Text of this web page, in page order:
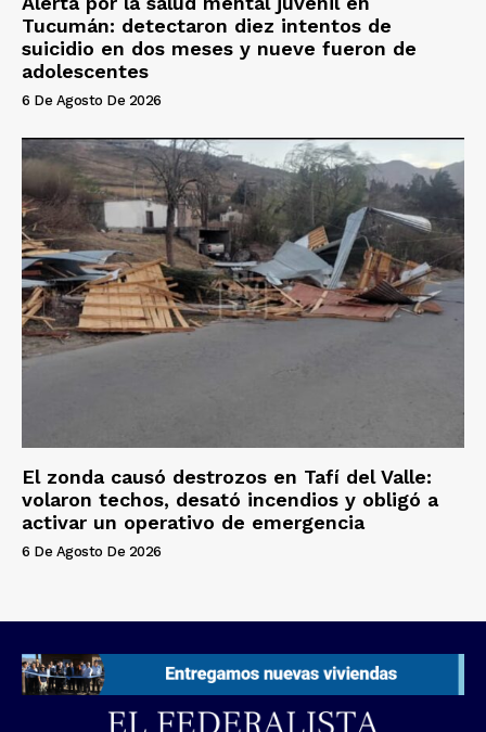
Tucumán: detectaron diez intentos de
suicidio en dos meses y nueve fueron de
adolescentes
6 De Agosto De 2026
El zonda causó destrozos en Tafí del Valle:
volaron techos, desató incendios y obligó a
activar un operativo de emergencia
6 De Agosto De 2026